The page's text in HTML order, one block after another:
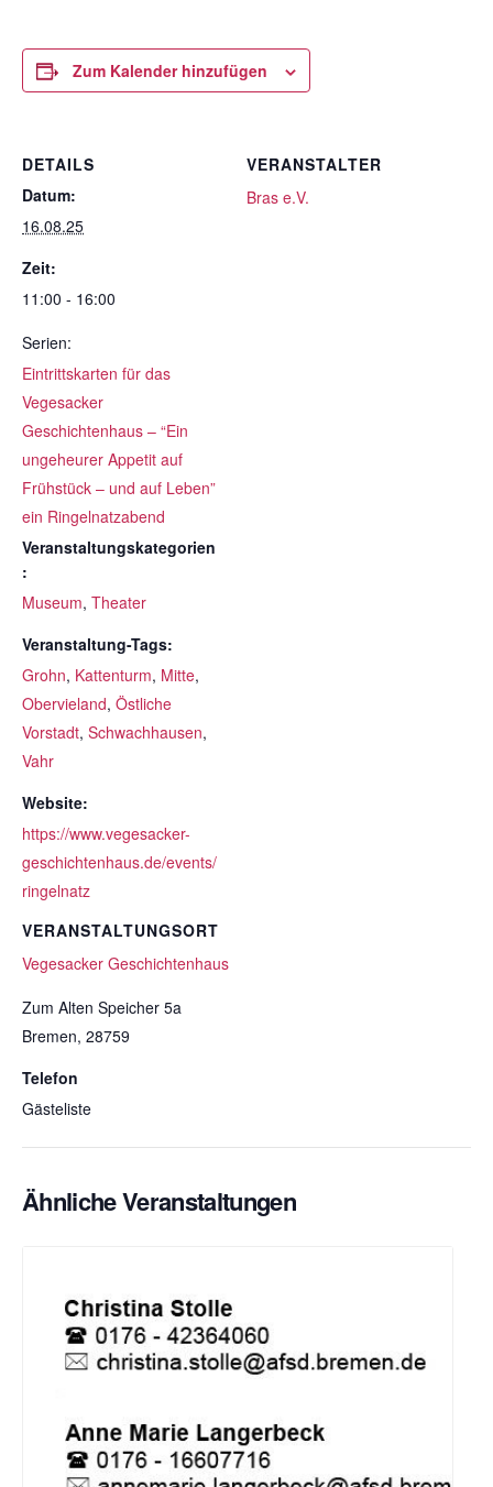
Zum Kalender hinzufügen
DETAILS
Datum:
16.08.25
Zeit:
11:00 - 16:00
Serien:
Eintrittskarten für das
Vegesacker
Geschichtenhaus – “Ein
ungeheurer Appetit auf
Frühstück – und auf Leben”
ein Ringelnatzabend
Veranstaltungskategorien
:
Museum, Theater
Veranstaltung-Tags:
Grohn, Kattenturm, Mitte,
Obervieland, Östliche
Vorstadt, Schwachhausen,
Vahr
Website:
https://www.vegesacker-
geschichtenhaus.de/events/
ringelnatz
VERANSTALTUNGSORT
Vegesacker Geschichtenhaus
Zum Alten Speicher 5a
Bremen, 28759
Telefon
Gästeliste
VERANSTALTER
Bras e.V.
Ähnliche Veranstaltungen